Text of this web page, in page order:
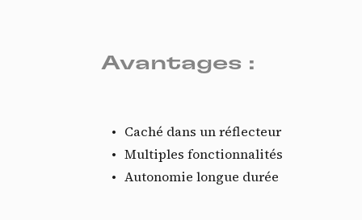
Avantages :
Caché dans un réflecteur
Multiples fonctionnalités
Autonomie longue durée